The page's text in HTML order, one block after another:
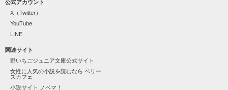
公式アカウント
X（Twitter）
YouTube
LINE
関連サイト
野いちごジュニア文庫公式サイト
女性に人気の小説を読むなら ベリー
ズカフェ
小説サイト ノベマ！